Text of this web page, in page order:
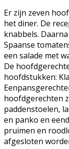
Er zijn zeven
het diner. De
knabbels.
Spaanse
een salade met
De
hoofdstukken:
hoofdgerechten
paddenstoelen,
en panko en
pruimen en
afgesloten